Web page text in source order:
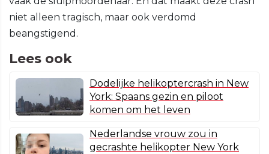
niet alleen tragisch, maar ook verdomd
beangstigend.
Lees ook
Dodelijke helikoptercrash in New
York: Spaans gezin en piloot
komen om het leven
Nederlandse vrouw zou in
gecrashte helikopter New York